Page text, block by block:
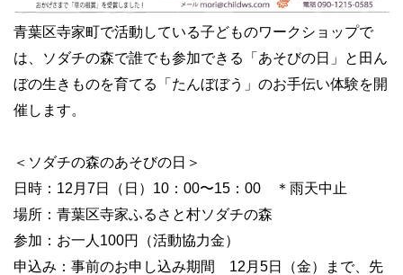
青葉区寺家町で活動している子どものワークショップで
は、ソダチの森で誰でも参加できる「あそびの日」と田ん
ぼの生きものを育てる「たんぼぼう」のお手伝い体験を開
催します。
＜ソダチの森のあそびの日＞
日時：12月7日（日）10：00〜15：00 ＊雨天中止
場所：青葉区寺家ふるさと村ソダチの森
参加：お一人100円（活動協力金）
申込み：事前のお申し込み期間 12月5日（金）まで、先